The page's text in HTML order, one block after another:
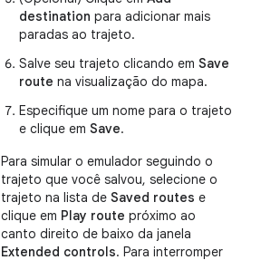
destination para adicionar mais
paradas ao trajeto.
Salve seu trajeto clicando em Save
route na visualização do mapa.
Especifique um nome para o trajeto
e clique em Save.
Para simular o emulador seguindo o
trajeto que você salvou, selecione o
trajeto na lista de Saved routes e
clique em Play route próximo ao
canto direito de baixo da janela
Extended controls. Para interromper